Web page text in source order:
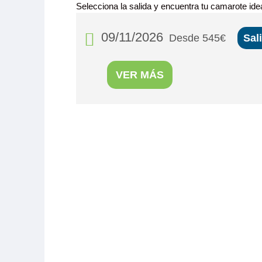
Selecciona la salida y encuentra tu camarote
09/11/2026 Desde 545€
VER MÁS